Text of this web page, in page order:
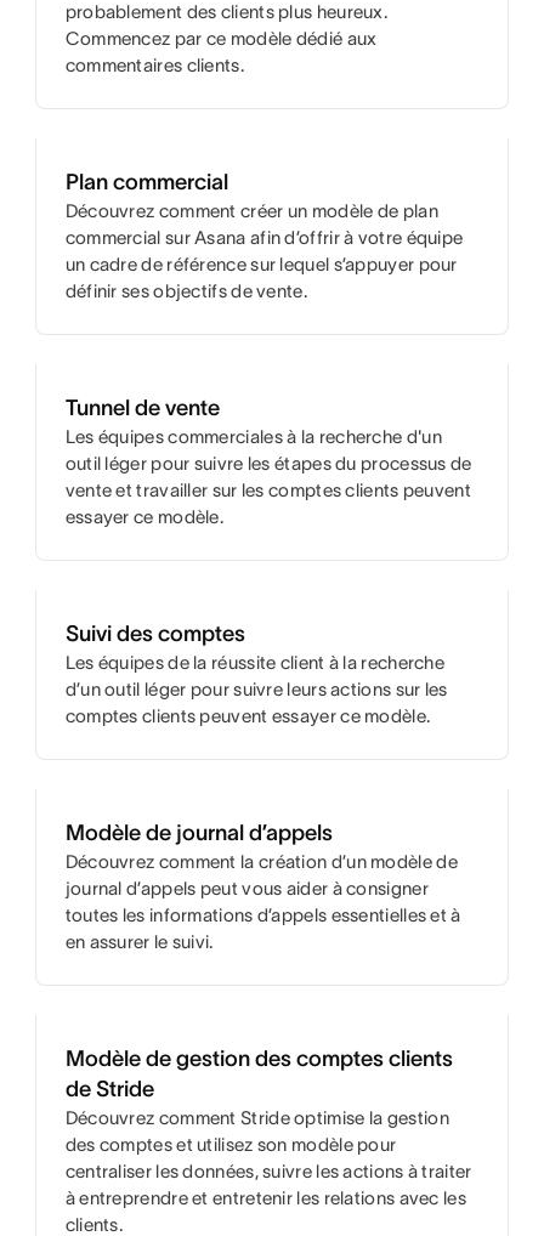
probablement des clients plus heureux.
Commencez par ce modèle dédié aux
commentaires clients.
Plan commercial
Découvrez comment créer un modèle de plan
commercial sur Asana afin d’offrir à votre équipe
un cadre de référence sur lequel s’appuyer pour
définir ses objectifs de vente.
Tunnel de vente
Les équipes commerciales à la recherche d'un
outil léger pour suivre les étapes du processus de
vente et travailler sur les comptes clients peuvent
essayer ce modèle.
Suivi des comptes
Les équipes de la réussite client à la recherche
d’un outil léger pour suivre leurs actions sur les
comptes clients peuvent essayer ce modèle.
Modèle de journal d’appels
Découvrez comment la création d’un modèle de
journal d’appels peut vous aider à consigner
toutes les informations d’appels essentielles et à
en assurer le suivi.
Modèle de gestion des comptes clients
de Stride
Découvrez comment Stride optimise la gestion
des comptes et utilisez son modèle pour
centraliser les données, suivre les actions à traiter
à entreprendre et entretenir les relations avec les
clients.